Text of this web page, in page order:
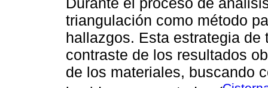
triangulación como método
hallazgos. Esta estrategia
contraste de los resultados
de los materiales, buscando